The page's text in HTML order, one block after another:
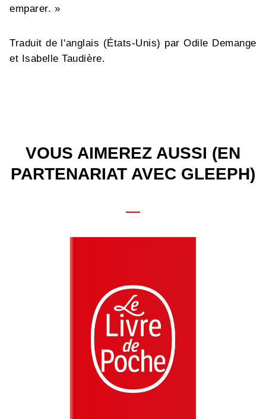
emparer. »
Traduit de l'anglais (États-Unis) par Odile Demange
et Isabelle Taudière.
VOUS AIMEREZ AUSSI (EN
PARTENARIAT AVEC GLEEPH)